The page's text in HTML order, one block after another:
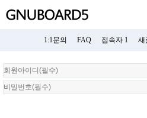
1:1문의 FAQ 접속자 1 새
회
원
로